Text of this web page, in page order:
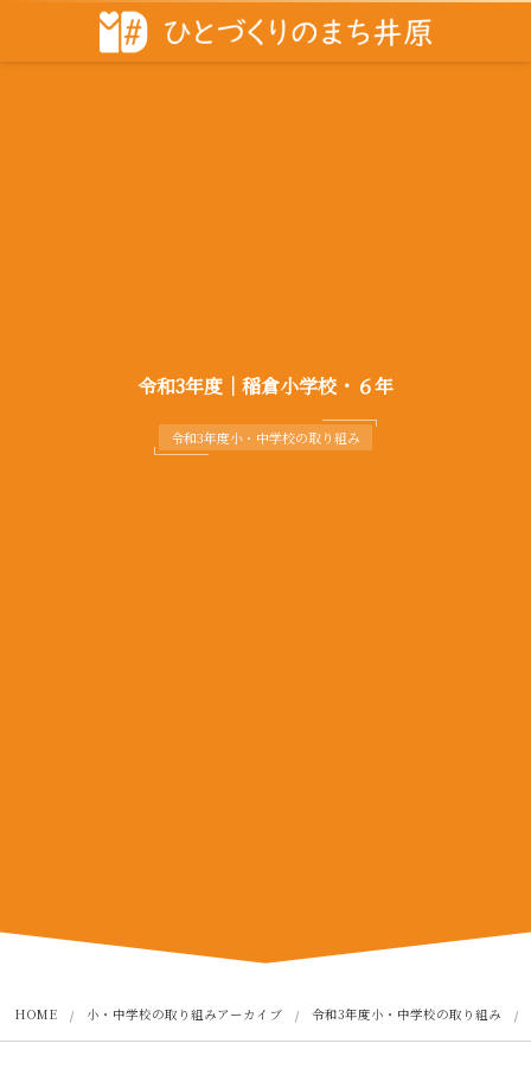
令和3年度｜稲倉小学校・６年
令和3年度小・中学校の取り組み
HOME 小・中学校の取り組みアーカイブ 令和3年度小・中学校の取り組み